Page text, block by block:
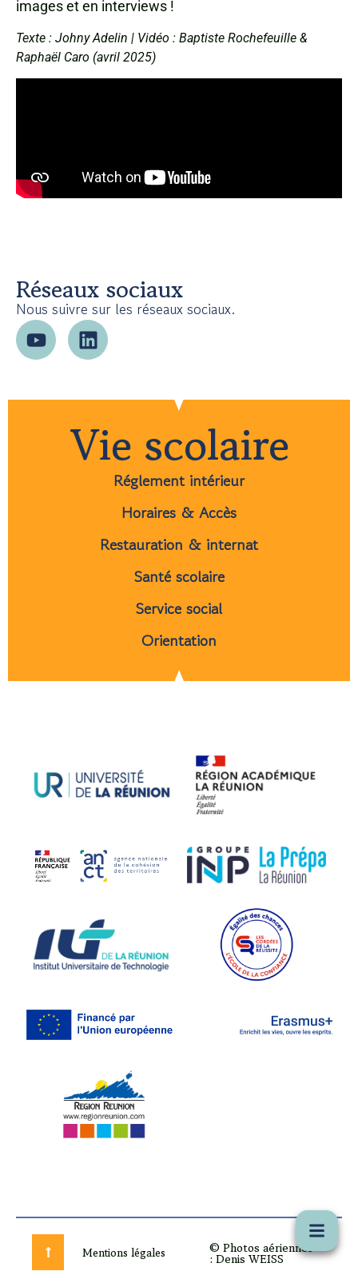
images et en interviews !
Texte : Johny Adelin | Vidéo : Baptiste Rochefeuille &
Raphaël Caro (avril 2025)
Réseaux sociaux
Nous suivre sur les réseaux sociaux.
Vie scolaire
Réglement intérieur
Horaires & Accès
Restauration & internat
Santé scolaire
Service social
Orientation
Mentions légales © Photos aériennes
: Denis WEISS